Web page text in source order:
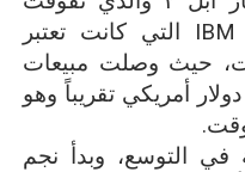
IBM
التي كانت تعتبر
حيث وصلت مبيعات
دولار أمريكي تقريباً وهو
التوسع، وبدأ نجم